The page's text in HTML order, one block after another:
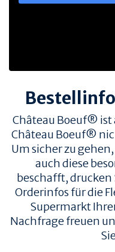
Château Boeuf® ist
Château Boeuf®
Um sicher zu
auch diese
beschafft, drucken
Orderinfos für die
Supermarkt
Nachfrage freuen